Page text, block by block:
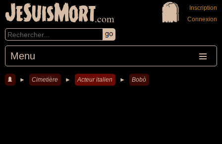
JeSuisMort.com
Menu
Inscription
Connexion
► Cimetière ► Acteur italien ► Bobò